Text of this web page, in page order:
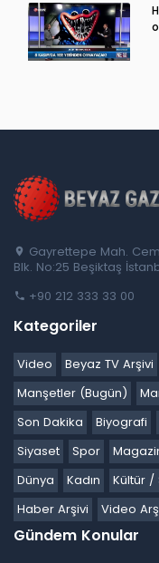
Gayrettepe Mah.
Blk. No:25 Beşiktaş
+90 212 333 33 00
Kategoriler
Video Beyaz TV Arşivi
Manşetler (Bugün)
Son Dakika
Biyografi
Siyaset
Spor
Dünya
Kadın Kültür /
Haber Arşivi
Video
Gündem Konular